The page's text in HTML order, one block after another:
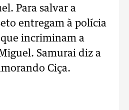
Para salvar a
entregam à polícia
incriminam a
Samurai diz a
Ciça.